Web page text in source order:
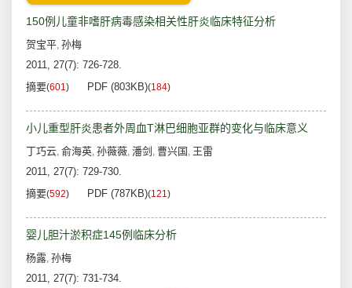
150例儿童非嗜肝病毒感染相关性肝炎临床特征分析
贺宝平, 孙梅
2011, 27(7): 726-728.
摘要(601) PDF (803KB)(184)
小儿重型肝炎患者外周血T淋巴细胞亚群的变化与临床意义
丁巧云, 俞海英, 孙薇薇, 潘剑 , 曹兴国 , 王雷
2011, 27(7): 729-730.
摘要(592) PDF (787KB)(121)
婴儿胆汁淤积症145例临床分析
杨露, 孙梅
2011, 27(7): 731-734.